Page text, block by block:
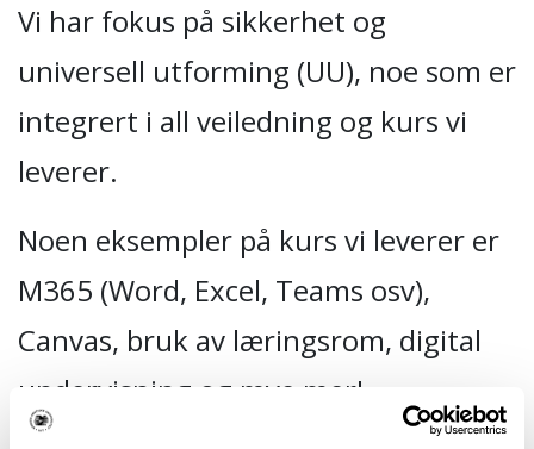
Vi har fokus på sikkerhet og
universell utforming (UU), noe som er
integrert i all veiledning og kurs vi
leverer.
Noen eksempler på kurs vi leverer er
M365 (Word, Excel, Teams osv),
Canvas, bruk av læringsrom, digital
undervisning og mye mer!